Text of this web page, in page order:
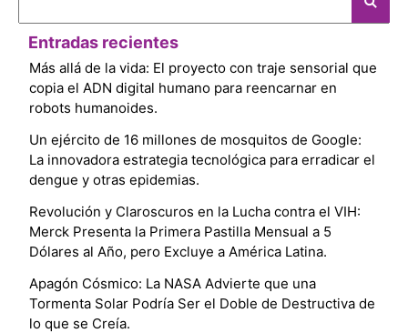
Entradas recientes
Más allá de la vida: El proyecto con traje sensorial que
copia el ADN digital humano para reencarnar en
robots humanoides.
Un ejército de 16 millones de mosquitos de Google:
La innovadora estrategia tecnológica para erradicar el
dengue y otras epidemias.
Revolución y Claroscuros en la Lucha contra el VIH:
Merck Presenta la Primera Pastilla Mensual a 5
Dólares al Año, pero Excluye a América Latina.
Apagón Cósmico: La NASA Advierte que una
Tormenta Solar Podría Ser el Doble de Destructiva de
lo que se Creía.